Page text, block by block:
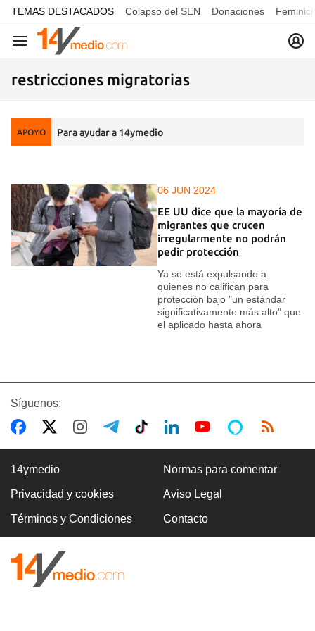
common.go-to-content
TEMAS DESTACADOS Colapso del SEN Donaciones
Navegación
restricciones migratorias
APOYO Para ayudar a 14ymedio
06 JUN 2024
EE UU dice que la mayoría de
migrantes que crucen
irregularmente no podrán
pedir protección
Ya se está expulsando a
quienes no califican para
protección bajo "un estándar
significativamente más alto" que
el aplicado hasta ahora
Síguenos:
14ymedio Normas para comentar
Privacidad y cookies Aviso Legal
Términos y Condiciones Contacto